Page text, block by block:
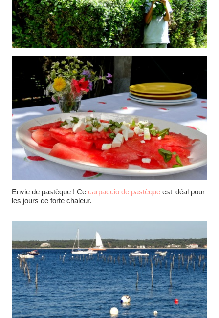
Envie de pastèque ! Ce carpaccio de pastèque est idéal pour
les jours de forte chaleur.